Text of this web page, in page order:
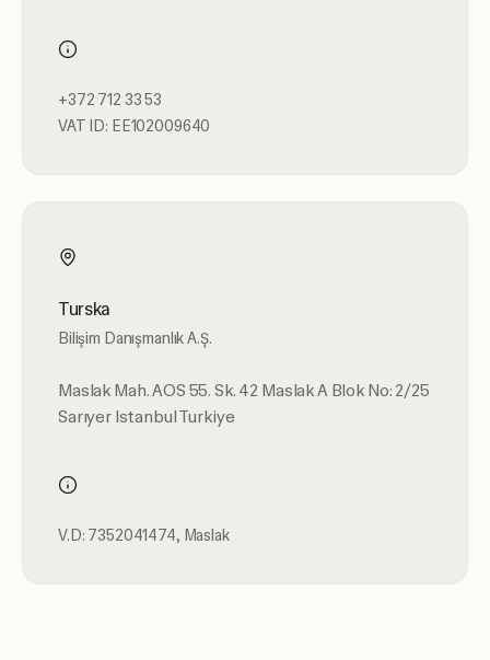
+372 712 33 53
VAT ID: EE102009640
Turska
Bilişim Danışmanlık A.Ş.
Maslak Mah. AOS 55. Sk. 42 Maslak A Blok No: 2/25
Sarıyer Istanbul Turkiye
V.D: 7352041474, Maslak